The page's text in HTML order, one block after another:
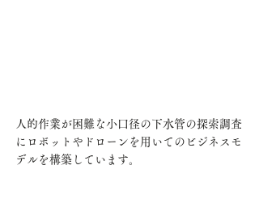
人的作業が困難な小口径の下水管の探索調査
にロボットやドローンを用いてのビジネスモ
デルを構築しています。